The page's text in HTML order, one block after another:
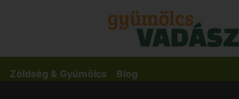
Zöldség & Gyümölcs Blog